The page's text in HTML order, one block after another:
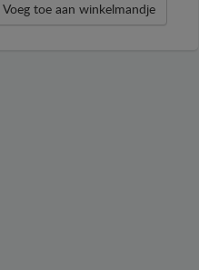
Voeg toe aan winkelmandje